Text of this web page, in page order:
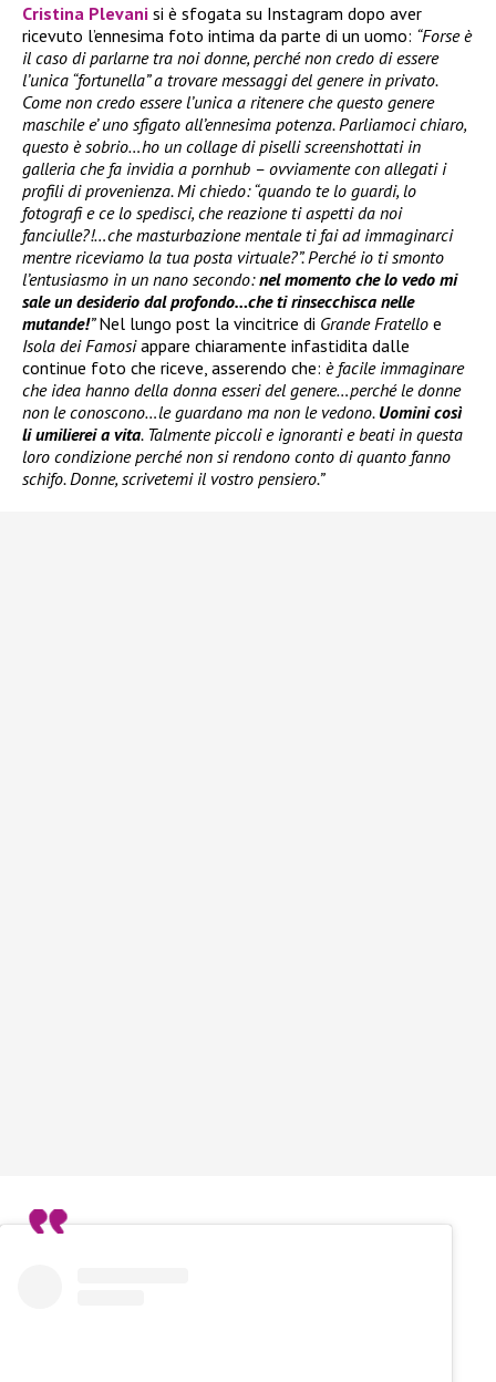
Cristina Plevani si è sfogata su Instagram dopo aver
ricevuto l’ennesima foto intima da parte di un uomo: “Forse è
il caso di parlarne tra noi donne, perché non credo di essere
l’unica “fortunella” a trovare messaggi del genere in privato.
Come non credo essere l’unica a ritenere che questo genere
maschile e’ uno sfigato all’ennesima potenza. Parliamoci chiaro,
questo è sobrio…ho un collage di piselli screenshottati in
galleria che fa invidia a pornhub – ovviamente con allegati i
profili di provenienza. Mi chiedo: “quando te lo guardi, lo
fotografi e ce lo spedisci, che reazione ti aspetti da noi
fanciulle?!…che masturbazione mentale ti fai ad immaginarci
mentre riceviamo la tua posta virtuale?”. Perché io ti smonto
l’entusiasmo in un nano secondo:nel momento che lo vedo mi
sale un desiderio dal profondo…che ti rinsecchisca nelle
mutande!”Nel lungo post la vincitrice di Grande Fratello e
Isola dei Famosiappare chiaramente infastidita dalle
continue foto che riceve, asserendo che: è facile immaginare
che idea hanno della donna esseri del genere…perché le donne
non le conoscono…le guardano ma non le vedono. Uomini così
li umilierei a vita. Talmente piccoli e ignoranti e beati in questa
loro condizione perché non si rendono conto di quanto fanno
schifo. Donne, scrivetemi il vostro pensiero.”